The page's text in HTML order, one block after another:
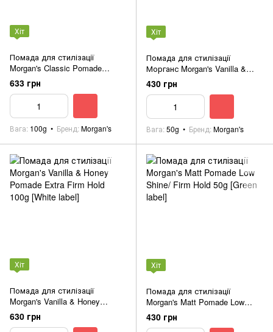
Хіт
Помада для стилізації
Morgan's Classic Pomade
Almond Oil/Shea Butter 100g
[Cream label]
633 грн
Вага 100g Бренд Morgan's
Хіт
Помада для стилізації
Морганс Morgan's Vanilla &
Honey Pomade Extra Firm Hold
50g [White label]
430 грн
Вага 50g Бренд Morgan's
Хіт
Помада для стилізації
Morgan's Vanilla & Honey
Pomade Extra Firm Hold 100g
[White label]
630 грн
Хіт
Помада для стилізації
Morgan's Matt Pomade Low
Shine/ Firm Hold 50g [Green
label]
430 грн